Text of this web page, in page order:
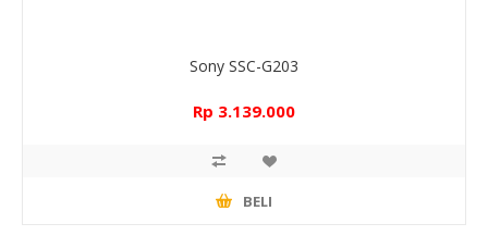
Sony SSC-G203
Rp 3.139.000
BELI